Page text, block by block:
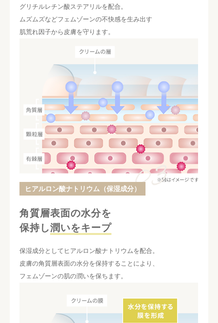
グリチルレチン酸ステアリルを配合。
ムズムズなどフェムゾーンの不快感を生み出す
肌荒れ因子から皮膚を守ります。
ヒアルロン酸ナトリウム（保湿成分）
角質層表面の水分を
保持し潤いをキープ
保湿成分としてヒアルロン酸ナトリウムを配合。
皮膚の角質層表面の水分を保持することにより、
フェムゾーンの肌の潤いを保ちます。